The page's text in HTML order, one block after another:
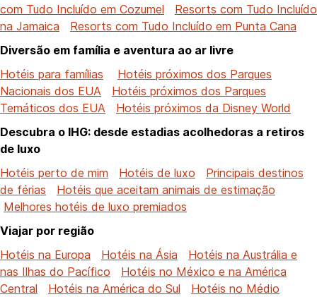
com Tudo Incluído em Cozumel
Resorts com Tudo Incluído
na Jamaica
Resorts com Tudo Incluído em Punta Cana
Diversão em família e aventura ao ar livre
Hotéis para famílias
Hotéis próximos dos Parques
Nacionais dos EUA
Hotéis próximos dos Parques
Temáticos dos EUA
Hotéis próximos da Disney World
Descubra o IHG: desde estadias acolhedoras a retiros
de luxo
Hotéis perto de mim
Hotéis de luxo
Principais destinos
de férias
Hotéis que aceitam animais de estimação
Melhores hotéis de luxo premiados
Viajar por região
Hotéis na Europa
Hotéis na Ásia
Hotéis na Austrália e
nas Ilhas do Pacífico
Hotéis no México e na América
Central
Hotéis na América do Sul
Hotéis no Médio